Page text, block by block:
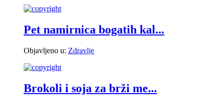
Pet namirnica bogatih kal...
Objavljeno u: Zdravlje
Brokoli i soja za brži me...